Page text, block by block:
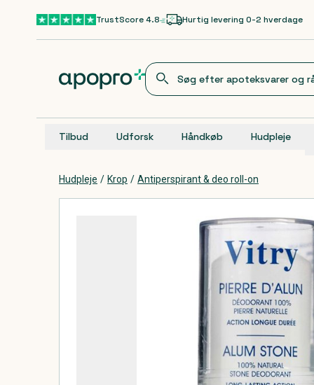
Gå til hovedindholdTrustScore 4.8 Hurtig levering 0-2 hverdage
Tilbud Udforsk Håndkøb Hudpleje
Hudpleje / Krop / Antiperspirant & deo roll-on